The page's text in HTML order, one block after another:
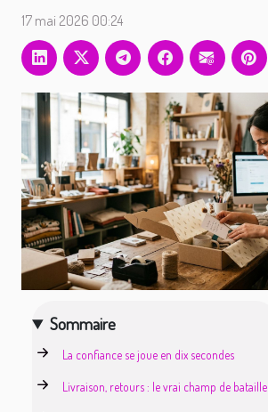
17 mai 2026 00:24
Sommaire
La confiance se joue en dix secondes
Livraison, retours : le vrai champ de bataille